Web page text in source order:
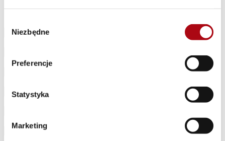
zgody
Niezbędne
Preferencje
Statystyka
Marketing
Ulica *
Numer lokalu
Kod pocztowy *